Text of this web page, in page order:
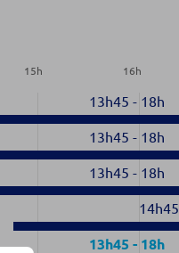
15h 16h
13h45 - 18h
13h45 - 18h
13h45 - 18h
14h45
13h45 - 18h